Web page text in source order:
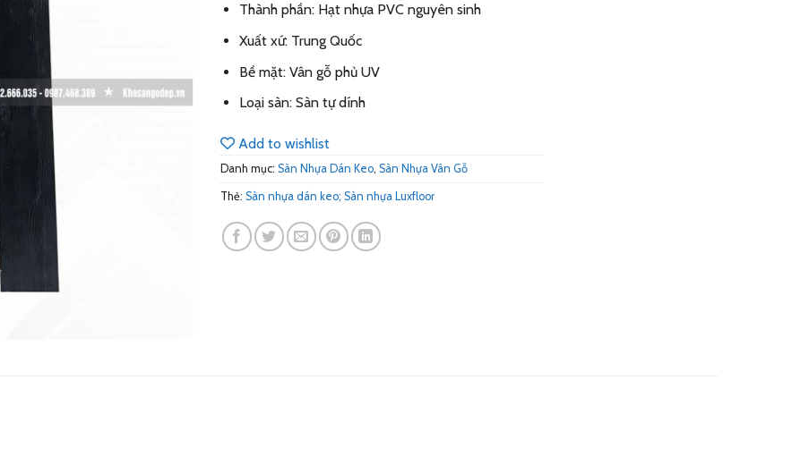
Thành phần: Hạt nhựa PVC nguyên sinh
Xuất xứ: Trung Quốc
Bề mặt: Vân gỗ phủ UV
Loại sàn: Sàn tự dính
Add to wishlist
Danh mục: Sàn Nhựa Dán Keo, Sàn Nhựa Vân Gỗ
Thẻ: Sàn nhựa dán keo; Sàn nhựa Luxfloor